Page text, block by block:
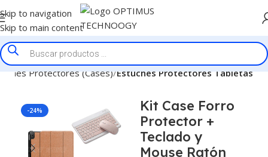
Skip to navigation
Skip to main content
Protectores (Cases) Estuches Protectores Tabletas
-24%
Kit Case Forro
Protector +
Teclado y
Mouse Ratón